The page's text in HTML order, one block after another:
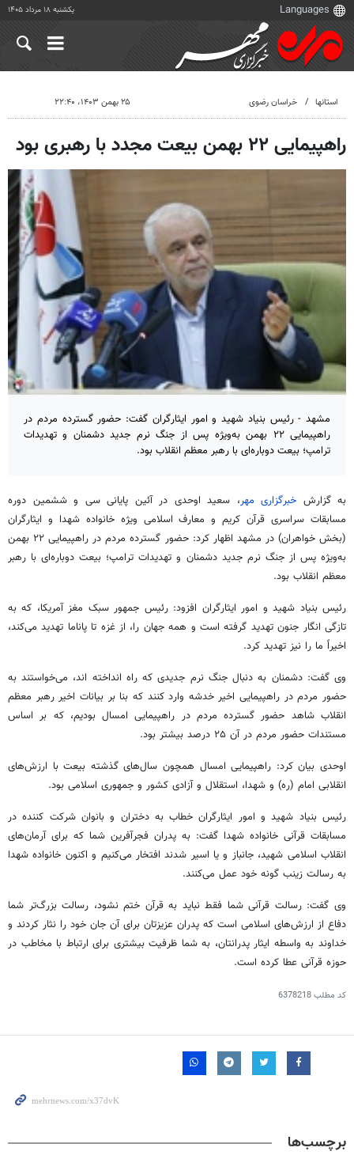
یکشنبه ۱۸ مرداد ۱۴۰۵
استانها خراسان رضوی ۲۵ بهمن ۱۴۰۳، ۲۲:۴۰
راهپیمایی ۲۲ بهمن بیعت مجدد با رهبری بود
مشهد - رئیس بنیاد شهید و امور ایثارگران گفت: حضور گسترده مردم در
راهپیمایی ۲۲ بهمن به‌ویژه پس از جنگ نرم جدید دشمنان و تهدیدات
ترامپ؛ بیعت دوباره‌ای با رهبر معظم انقلاب بود.
به گزارش خبرگزاری مهر، سعید اوحدی در آئین پایانی سی و ششمین دوره
مسابقات سراسری قرآن کریم و معارف اسلامی ویژه خانواده شهدا و ایثارگران
(بخش خواهران) در مشهد اظهار کرد: حضور گسترده مردم در راهپیمایی ۲۲ بهمن
به‌ویژه پس از جنگ نرم جدید دشمنان و تهدیدات ترامپ؛ بیعت دوباره‌ای با رهبر
معظم انقلاب بود.
رئیس بنیاد شهید و امور ایثارگران افزود: رئیس جمهور سبک مغز آمریکا، که به
تازگی انگار جنون تهدید گرفته است و همه جهان را، از غزه تا پاناما تهدید می‌کند،
اخیراً ما را نیز تهدید کرد.
وی گفت: دشمنان به دنبال جنگ نرم جدیدی که راه انداخته اند، می‌خواستند به
حضور مردم در راهپیمایی اخیر خدشه وارد کنند که بنا بر بیانات اخیر رهبر معظم
انقلاب شاهد حضور گسترده مردم در راهپیمایی امسال بودیم، که بر اساس
مستندات حضور مردم در آن ۲۵ درصد بیشتر بود.
اوحدی بیان کرد: راهپیمایی امسال همچون سال‌های گذشته بیعت با ارزش‌های
انقلابی امام (ره) و شهدا، استقلال و آزادی کشور و جمهوری اسلامی بود.
رئیس بنیاد شهید و امور ایثارگران خطاب به دختران و بانوان شرکت کننده در
مسابقات قرآنی خانواده شهدا گفت: به پدران فجرآفرین شما که برای آرمان‌های
انقلاب اسلامی شهید، جانباز و یا اسیر شدند افتخار می‌کنیم و اکنون خانواده شهدا
به رسالت زینب گونه خود عمل می‌کنند.
وی گفت: رسالت قرآنی شما فقط نباید به قرآن ختم نشود، رسالت بزرگ‌تر شما
دفاع از ارزش‌های اسلامی است که پدران عزیزتان برای آن جان خود را نثار کردند و
خداوند به واسطه ایثار پدرانتان، به شما ظرفیت بیشتری برای ارتباط با مخاطب در
حوزه قرآنی عطا کرده است.
کد مطلب6378218
برچسب‌ها